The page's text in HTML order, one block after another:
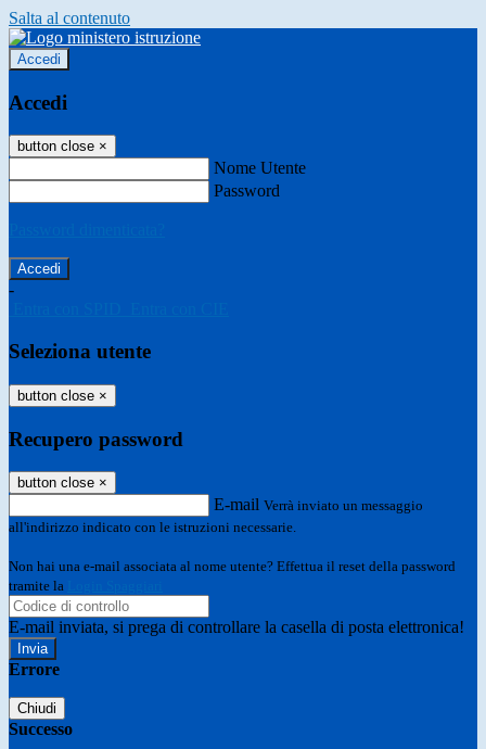
Salta al contenuto
Accedi
Accedi
button close ×
Nome Utente
Password
-
Seleziona utente
button close ×
Recupero password
button close ×
E-mail Verrà inviato un messaggio
all'indirizzo indicato con le istruzioni necessarie.
Non hai una e-mail associata al nome utente? Effettua il reset della password
tramite la
E-mail inviata, si prega di controllare la casella di posta elettronica!
Errore
Chiudi
Successo